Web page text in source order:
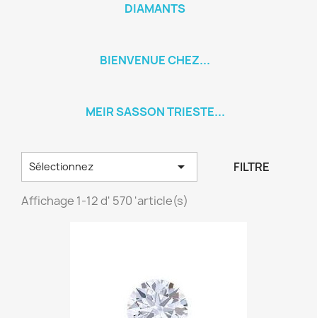
DIAMANTS
BIENVENUE CHEZ...
MEIR SASSON TRIESTE...
Sélectionnez  FILTRE
Affichage 1-12 d' 570 'article(s)